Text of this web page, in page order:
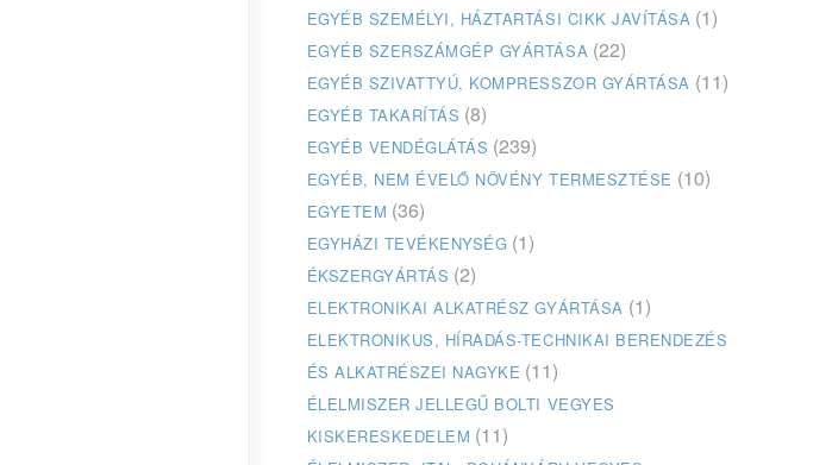
EGYÉB SZEMÉLYI, HÁZTARTÁSI CIKK JAVÍTÁSA (1)
EGYÉB SZERSZÁMGÉP GYÁRTÁSA (22)
EGYÉB SZIVATTYÚ, KOMPRESSZOR GYÁRTÁSA (11)
EGYÉB TAKARÍTÁS (8)
EGYÉB VENDÉGLÁTÁS (239)
EGYÉB, NEM ÉVELŐ NÖVÉNY TERMESZTÉSE (10)
EGYETEM (36)
EGYHÁZI TEVÉKENYSÉG (1)
ÉKSZERGYÁRTÁS (2)
ELEKTRONIKAI ALKATRÉSZ GYÁRTÁSA (1)
ELEKTRONIKUS, HÍRADÁS-TECHNIKAI BERENDEZÉS
ÉS ALKATRÉSZEI NAGYKE (11)
ÉLELMISZER JELLEGŰ BOLTI VEGYES
KISKERESKEDELEM (11)